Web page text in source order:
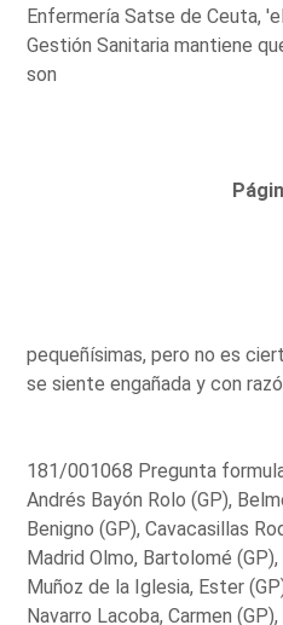
Enfermería Satse de Ceuta,
Gestión Sanitaria mantiene
son
pequeñísimas, pero no es
se siente engañada y con
181/001068 Pregunta
Andrés Bayón Rolo (GP),
Benigno (GP), Cavacasillas
Madrid Olmo, Bartolomé
Muñoz de la Iglesia, Ester
Navarro Lacoba, Carmen